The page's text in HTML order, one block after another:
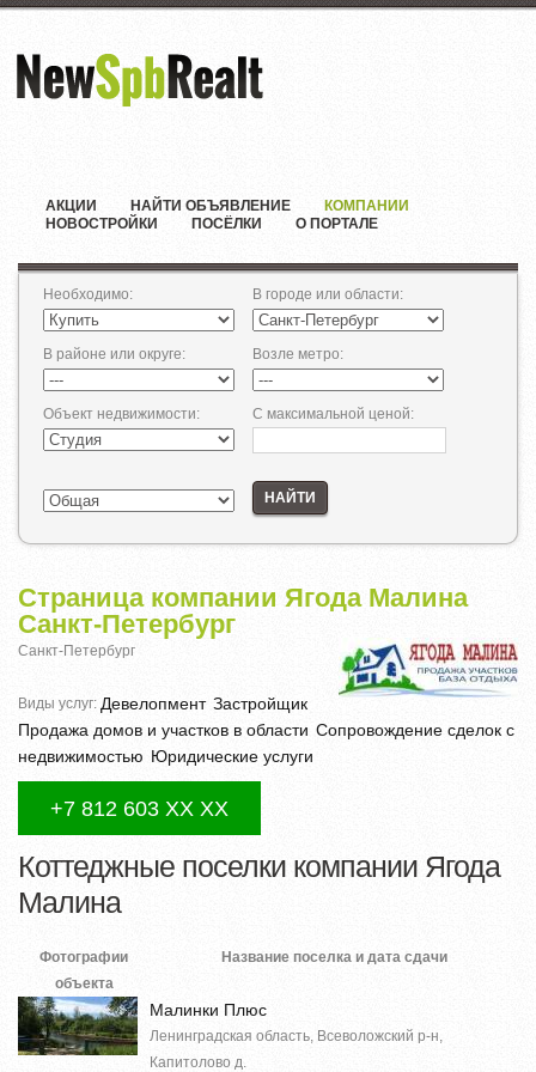
АКЦИИ НАЙТИ ОБЪЯВЛЕНИЕ
КОМПАНИИ
НОВОСТРОЙКИ
ПОСЁЛКИ О ПОРТАЛЕ
Необходимо: В городе или области:
В районе или округе: Возле метро:
Объект недвижимости: С максимальной ценой:
НАЙТИ
Страница компании Ягода Малина
Санкт-Петербург
Санкт-Петербург
Виды услуг: Девелопмент Застройщик
Продажа домов и участков в области Сопровождение сделок с
недвижимостью Юридические услуги
+7 812 603 XX XX
Коттеджные поселки компании Ягода
Малина
Фотографии
объекта
Название поселка и дата сдачи
Малинки Плюс
Ленинградская область, Всеволожский р-н,
Капитолово д.